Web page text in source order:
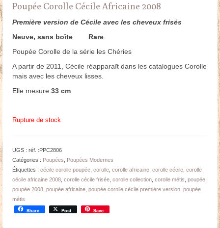
Poupée Corolle Cécile Africaine 2008
Première version de Cécile avec les cheveux frisés
Neuve, sans boîte Rare
Poupée Corolle de la série les Chéries
A partir de 2011, Cécile réapparaît dans les catalogues Corolle
mais avec les cheveux lisses.
Elle mesure 33 cm
Rupture de stock
UGS : réf. :PPC2806
Catégories : Poupées
Poupées Modernes
Étiquettes : cécile corolle poupée corolle corolle africaine corolle cécile corolle
cécile africaine 2008 corolle cécile frisée corolle collection corolle métis poupée
poupée 2008 poupée africaine poupée corolle cécile première version poupée
métis
Share Post Save